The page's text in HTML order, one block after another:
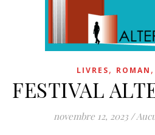
LIVRES, ROMAN ,
FESTIVAL
novembre 12, 2023 /